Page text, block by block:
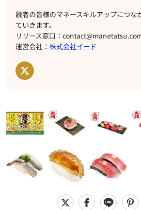
読者の皆様のマネースキルアップにつな
ていきます。
リリース窓口：
運営会社： 株式会社イード